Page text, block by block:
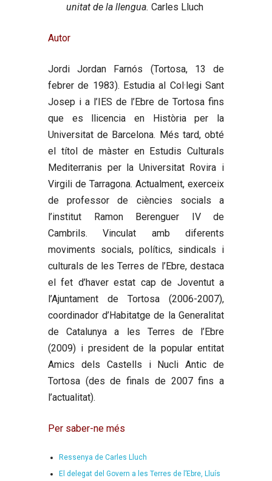
unitat de la llengua. Carles Lluch
Autor
Jordi Jordan Farnós (Tortosa, 13 de
febrer de 1983). Estudia al Col·legi Sant
Josep i a l’IES de l’Ebre de Tortosa fins
que es llicencia en Història per la
Universitat de Barcelona. Més tard, obté
el títol de màster en Estudis Culturals
Mediterranis per la Universitat Rovira i
Virgili de Tarragona. Actualment, exerceix
de professor de ciències socials a
l’institut Ramon Berenguer IV de
Cambrils. Vinculat amb diferents
moviments socials, polítics, sindicals i
culturals de les Terres de l’Ebre, destaca
el fet d’haver estat cap de Joventut a
l’Ajuntament de Tortosa (2006-2007),
coordinador d’Habitatge de la Generalitat
de Catalunya a les Terres de l’Ebre
(2009) i president de la popular entitat
Amics dels Castells i Nucli Antic de
Tortosa (des de finals de 2007 fins a
l’actualitat).
Per saber-ne més
Ressenya de Carles Lluch
El delegat del Govern a les Terres de l’Ebre, Lluís